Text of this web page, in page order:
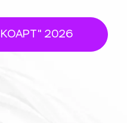
2026